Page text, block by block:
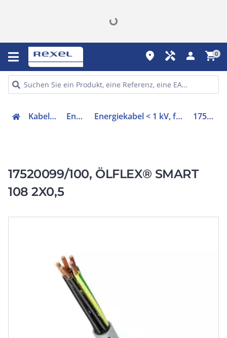
place handyman person shopping_cart0
Kabel & Leitungen Energiekabel Energiekabel < 1 kV, für ortsveränderlichen Einsatz 17520099/100
17520099/100, ÖLFLEX® SMART
108 2X0,5